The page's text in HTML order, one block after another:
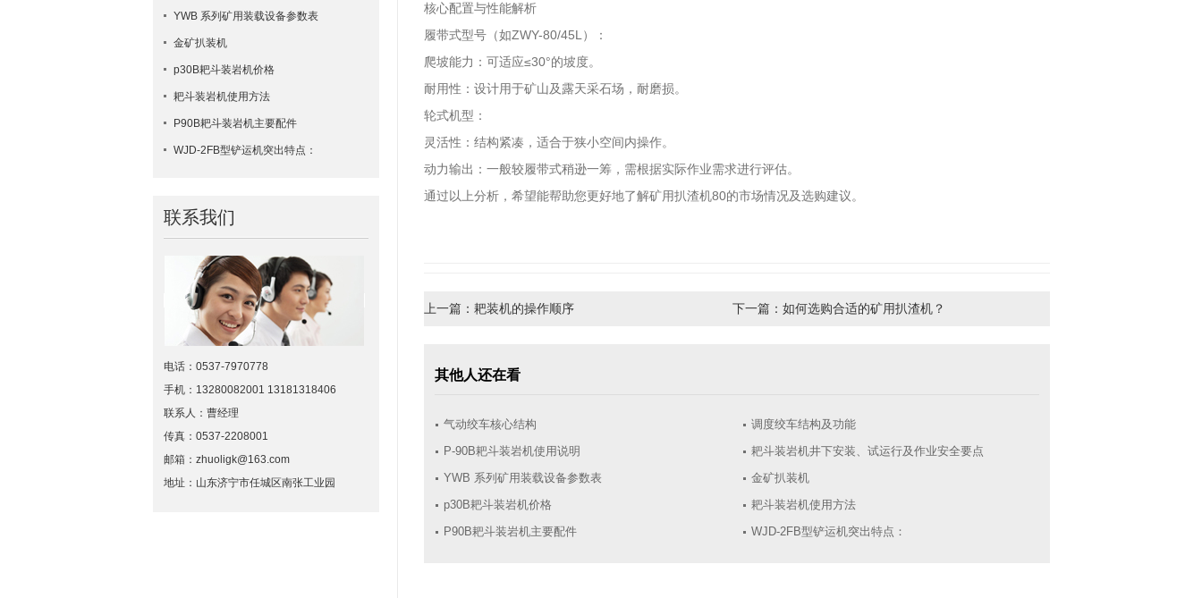
YWB 系列矿用装载设备参数表
金矿扒装机
p30B耙斗装岩机价格
耙斗装岩机使用方法
​P90B耙斗装岩机主要配件
WJD-2FB型铲运机突出特点：
联系我们
电话：0537-7970778
手机：13280082001 13181318406
联系人：曹经理
传真：0537-2208001
邮箱：zhuoligk@163.com
地址：山东济宁市任城区南张工业园
核心配置与性能解析
履带式型号（如ZWY-80/45L）：
爬坡能力：可适应≤30°的坡度。
耐用性：设计用于矿山及露天采石场，耐磨损。
轮式机型：
灵活性：结构紧凑，适合于狭小空间内操作。
动力输出：一般较履带式稍逊一筹，需根据实际作业需求进行评估。
通过以上分析，希望能帮助您更好地了解矿用扒渣机80的市场情况及选购建议。
上一篇： 耙装机的操作顺序 下一篇： 如何选购合适的矿用扒渣机？
其他人还在看
气动绞车核心结构
调度绞车结构及功能
P-90B耙斗装岩机使用说明
耙斗装岩机井下安装、试运行及作业安全要点
YWB 系列矿用装载设备参数表
金矿扒装机
p30B耙斗装岩机价格
耙斗装岩机使用方法
​P90B耙斗装岩机主要配件
WJD-2FB型铲运机突出特点：